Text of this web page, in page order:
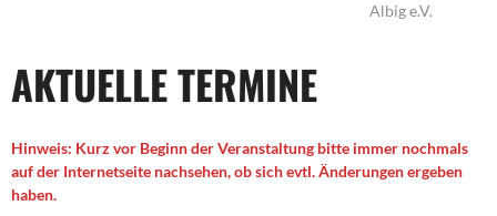
Albig e.V.
AKTUELLE TERMINE
Hinweis: Kurz vor Beginn der Veranstaltung bitte immer nochmals
auf der Internetseite nachsehen, ob sich evtl. Änderungen ergeben
haben.